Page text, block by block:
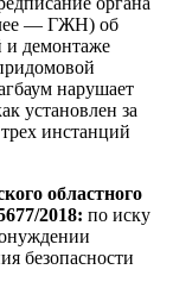
— ГЖН) об
и демонтаже
нарушает
установлен за
инстанций
областного
2018: по иску
безопасности